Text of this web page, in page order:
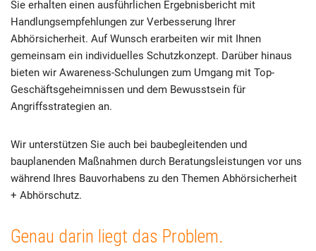
Sie erhalten einen ausführlichen Ergebnisbericht mit
Handlungsempfehlungen zur Verbesserung Ihrer
Abhörsicherheit. Auf Wunsch erarbeiten wir mit Ihnen
gemeinsam ein individuelles Schutzkonzept. Darüber hinaus
bieten wir Awareness-Schulungen zum Umgang mit Top-
Geschäftsgeheimnissen und dem Bewusstsein für
Angriffsstrategien an.
Wir unterstützen Sie auch bei baubegleitenden und
bauplanenden Maßnahmen durch Beratungsleistungen vor uns
während Ihres Bauvorhabens zu den Themen Abhörsicherheit
+ Abhörschutz.
Genau darin liegt das Problem.